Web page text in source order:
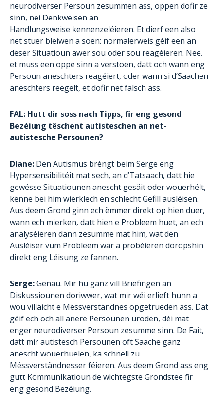
neurodiverser Persoun zesummen ass, oppen dofir ze
sinn, nei Denkweisen an
Handlungsweise kennenzeléieren. Et dierf een also
net stuer bleiwen a soen: normalerweis géif een an
dëser Situatioun awer sou oder sou reagéieren. Nee,
et muss een oppe sinn a verstoen, datt och wann eng
Persoun aneschters reagéiert, oder wann si d’Saachen
aneschters reegelt, et dofir net falsch ass.
FAL: Hutt dir soss nach Tipps, fir eng gesond
Bezéiung tëschent autisteschen an net-
autistesche Persounen?
Diane: Den Autismus bréngt beim Serge eng
Hypersensibilitéit mat sech, an d’Tatsaach, datt hie
gewësse Situatiounen anescht gesäit oder wouerhëlt,
kënne bei him wierklech en schlecht Gefill ausléisen.
Aus deem Grond ginn ech ëmmer direkt op hien duer,
wann ech mierken, datt hien e Probleem huet, an ech
analyséieren dann zesumme mat him, wat den
Ausléiser vum Probleem war a probéieren doropshin
direkt eng Léisung ze fannen.
Serge:Genau. Mir hu ganz vill Briefingen an
Diskussiounen doriwwer, wat mir wéi erlieft hunn a
wou villäicht e Mëssverständnes opgetrueden ass. Dat
géif ech och all anere Persounen uroden, déi mat
enger neurodiverser Persoun zesumme sinn. De Fait,
datt mir autistesch Persounen oft Saache ganz
anescht wouerhuelen, ka schnell zu
Mëssverständnesser féieren. Aus deem Grond ass eng
gutt Kommunikatioun de wichtegste Grondstee fir
eng gesond Bezéiung.